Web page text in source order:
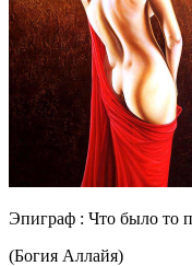
Эпиграф : Что было то
(Богия Аллайя)